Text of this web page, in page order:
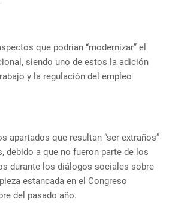
que podrían “modernizar” el
siendo uno de estos la adición
y la regulación del empleo
apartados que resultan “ser extraños”
debido a que no fueron parte de los
durante los diálogos sociales sobre
estancada en el Congreso
del pasado año.